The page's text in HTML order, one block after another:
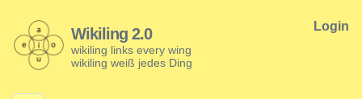
Wikiling 2.0
wikiling links every wing
wikiling weiß jedes Ding
Login